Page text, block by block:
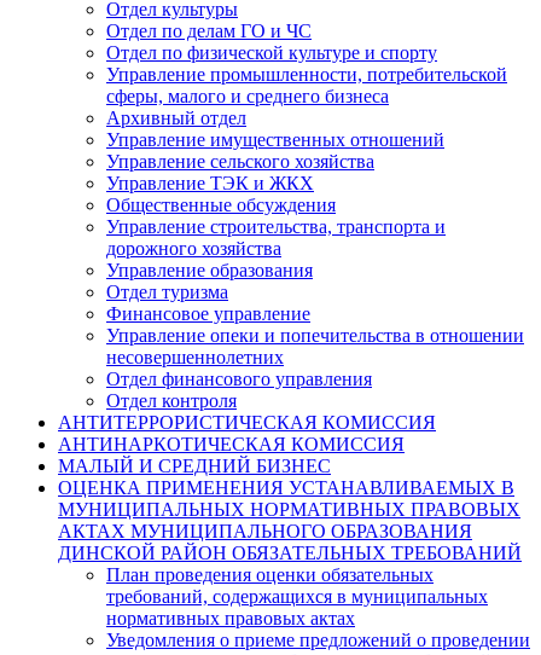
Отдел культуры
Отдел по делам ГО и ЧС
Отдел по физической культуре и спорту
Управление промышленности, потребительской
сферы, малого и среднего бизнеса
Архивный отдел
Управление имущественных отношений
Управление сельского хозяйства
Управление ТЭК и ЖКХ
Общественные обсуждения
Управление строительства, транспорта и
дорожного хозяйства
Управление образования
Отдел туризма
Финансовое управление
Управление опеки и попечительства в отношении
несовершеннолетних
Отдел финансового управления
Отдел контроля
АНТИТЕРРОРИСТИЧЕСКАЯ КОМИССИЯ
АНТИНАРКОТИЧЕСКАЯ КОМИССИЯ
МАЛЫЙ И СРЕДНИЙ БИЗНЕС
ОЦЕНКА ПРИМЕНЕНИЯ УСТАНАВЛИВАЕМЫХ В
МУНИЦИПАЛЬНЫХ НОРМАТИВНЫХ ПРАВОВЫХ
АКТАХ МУНИЦИПАЛЬНОГО ОБРАЗОВАНИЯ
ДИНСКОЙ РАЙОН ОБЯЗАТЕЛЬНЫХ ТРЕБОВАНИЙ
План проведения оценки обязательных
требований, содержащихся в муниципальных
нормативных правовых актах
Уведомления о приеме предложений о проведении